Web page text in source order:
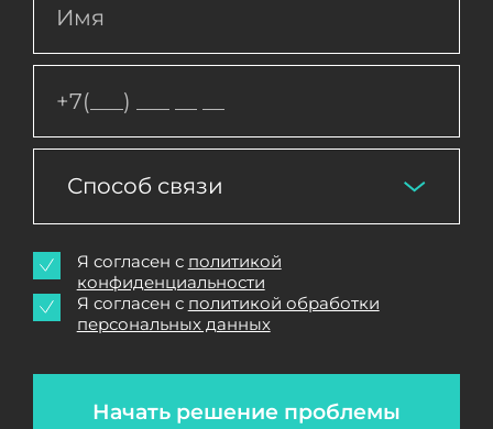
Способ связи
Начать решение проблемы
Я согласен с политикой
конфиденциальности
Я согласен с политикой обработки
персональных данных